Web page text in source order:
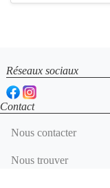
Réseaux sociaux
Contact
Nous contacter
Nous trouver